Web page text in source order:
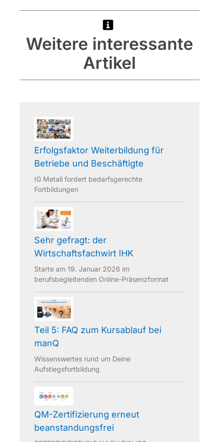
Weitere interessante
Artikel
Erfolgsfaktor Weiterbildung für
Betriebe und Beschäftigte
IG Metall fordert bedarfsgerechte
Fortbildungen
Sehr gefragt: der
Wirtschaftsfachwirt IHK
Starte am 19. Januar 2026 im
berufsbegleitenden Online-Präsenzformat
Teil 5: FAQ zum Kursablauf bei
manQ
Wissenswertes rund um Deine
Aufstiegsfortbildung
QM-Zertifizierung erneut
beanstandungsfrei